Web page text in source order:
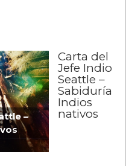
–
Carta del
Jefe Indio
Seattle –
Sabiduría
Indios
nativos